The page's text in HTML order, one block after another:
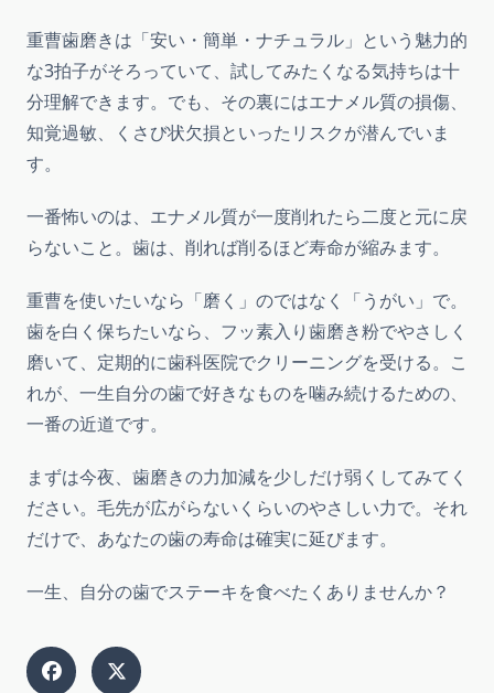
重曹歯磨きは「安い・簡単・ナチュラル」という魅力的
な3拍子がそろっていて、試してみたくなる気持ちは十
分理解できます。でも、その裏にはエナメル質の損傷、
知覚過敏、くさび状欠損といったリスクが潜んでいま
す。
一番怖いのは、エナメル質が一度削れたら二度と元に戻
らないこと。歯は、削れば削るほど寿命が縮みます。
重曹を使いたいなら「磨く」のではなく「うがい」で。
歯を白く保ちたいなら、フッ素入り歯磨き粉でやさしく
磨いて、定期的に歯科医院でクリーニングを受ける。こ
れが、一生自分の歯で好きなものを噛み続けるための、
一番の近道です。
まずは今夜、歯磨きの力加減を少しだけ弱くしてみてく
ださい。毛先が広がらないくらいのやさしい力で。それ
だけで、あなたの歯の寿命は確実に延びます。
一生、自分の歯でステーキを食べたくありませんか？